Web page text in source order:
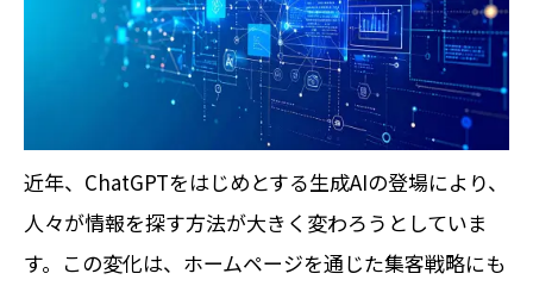
近年、ChatGPTをはじめとする生成AIの登場により、
人々が情報を探す方法が大きく変わろうとしていま
す。この変化は、ホームページを通じた集客戦略にも